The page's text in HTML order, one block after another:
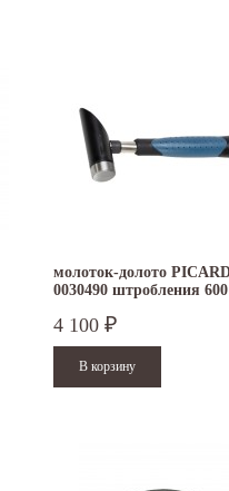
молоток-долото
0030490 штробления
4 100 ₽